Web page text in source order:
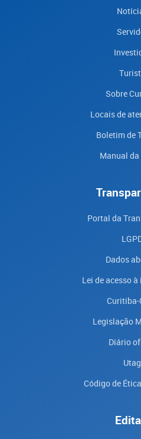
Sobre
Locais de
Boletim de
Manual
Portal da
Dados
Lei de acesso
Curitiba-
Legislação
Diário
Utag
Código de